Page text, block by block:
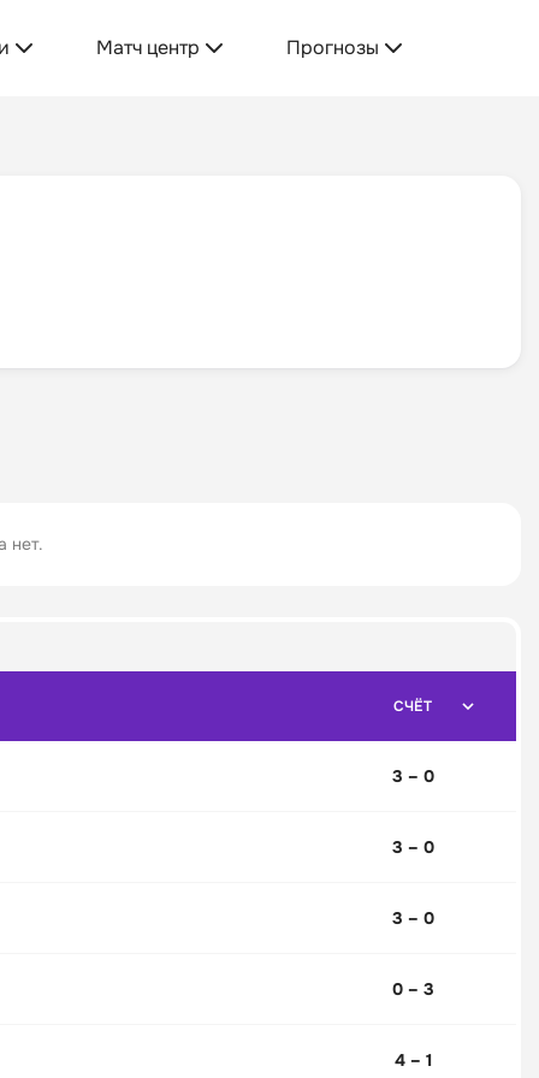
Матч центр Прогнозы
нет.
СЧЁТ
3 – 0
3 – 0
3 – 0
0 – 3
4 – 1